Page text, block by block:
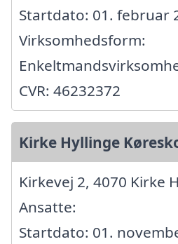
Startdato: 01. februar
Virksomhedsform:
CVR: 46232372
Kirke Hyllinge
Kirkevej 2, 4070 Kirke
Ansatte:
Startdato: 01.